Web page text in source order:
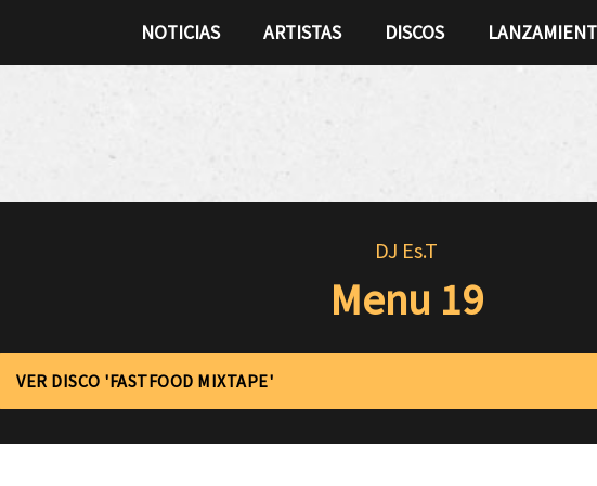
NOTICIAS ARTISTAS DISCOS
DJ Es.T
Menu 19
VER DISCO 'FASTFOOD MIXTAPE'